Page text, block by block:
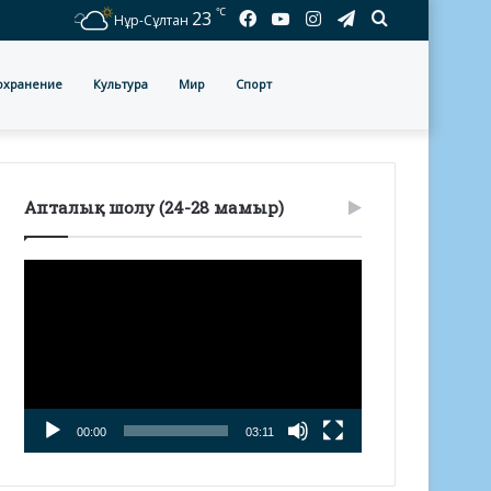
Іздеу
Telegram
Instagram
YouTube
Facebook
Нұр-Сұлтан 23 ℃
Культура Мир Спорт
Апталық шолу (24-28 мамыр)
00:00 03:11